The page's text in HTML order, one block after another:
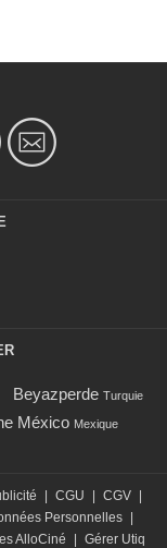
Beyazperde Turquie
México Mexique
CGU CGV
Personnelles
AlloCiné Gérer Utiq